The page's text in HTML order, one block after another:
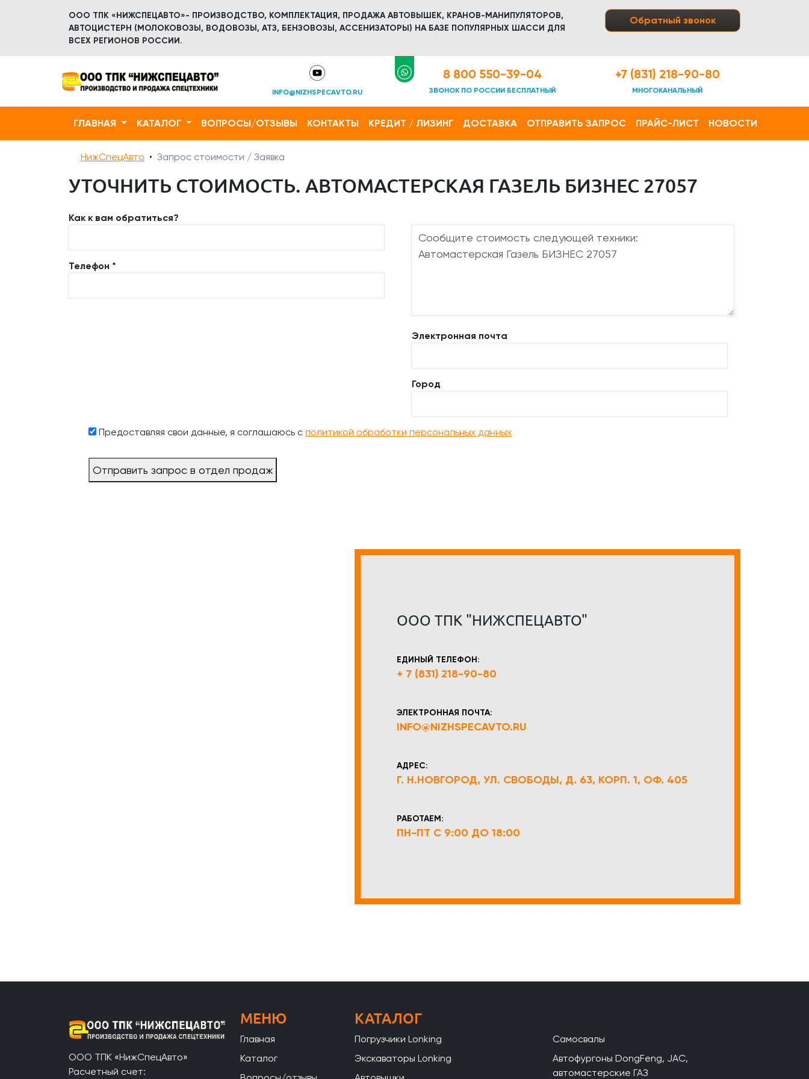
ООО ТПК «НИЖСПЕЦАВТО»- ПРОИЗВОДСТВО, КОМПЛЕКТАЦИЯ, ПРОДАЖА АВТОВЫШЕК, КРАНОВ-МАНИПУЛЯТОРОВ,
АВТОЦИСТЕРН (МОЛОКОВОЗЫ, ВОДОВОЗЫ, АТЗ, БЕНЗОВОЗЫ, АССЕНИЗАТОРЫ) НА БАЗЕ ПОПУЛЯРНЫХ ШАССИ ДЛЯ
ВСЕХ РЕГИОНОВ РОССИИ.
Обратный звонок
INFO@NIZHSPECAVTO.RU
8 800 550-39-04
ЗВОНОК ПО РОССИИ БЕСПЛАТНЫЙ
+7 (831) 218-90-80
МНОГОКАНАЛЬНЫЙ
ГЛАВНАЯ КАТАЛОГ ВОПРОСЫ/ОТЗЫВЫ КОНТАКТЫ КРЕДИТ / ЛИЗИНГ ДОСТАВКА ОТПРАВИТЬ ЗАПРОС ПРАЙС-ЛИСТ НОВОСТИ
НижСпецАвто Запрос стоимости / Заявка
УТОЧНИТЬ СТОИМОСТЬ. АВТОМАСТЕРСКАЯ ГАЗЕЛЬ БИЗНЕС 27057
Как к вам обратиться?
Телефон *
Электронная почта
Город
Предоставляя свои данные, я соглашаюсь сполитикой обработки персональных данных
Отправить запрос в отдел продаж
ООО ТПК "НИЖСПЕЦАВТО"
ЕДИНЫЙ ТЕЛЕФОН:
+ 7 (831) 218-90-80
ЭЛЕКТРОННАЯ ПОЧТА:
INFO@NIZHSPECAVTO.RU
АДРЕС:
Г. Н.НОВГОРОД, УЛ. СВОБОДЫ, Д. 63, КОРП. 1, ОФ. 405
РАБОТАЕМ:
ПН-ПТ С 9:00 ДО 18:00
ООО ТПК «НижСпецАвто»
Расчетный счет:
МЕНЮ
Главная
Каталог
КАТАЛОГ
Погрузчики Lonking
Экскаваторы Lonking
Самосвалы
Автофургоны DongFeng, JAC,
автомастерские ГАЗ